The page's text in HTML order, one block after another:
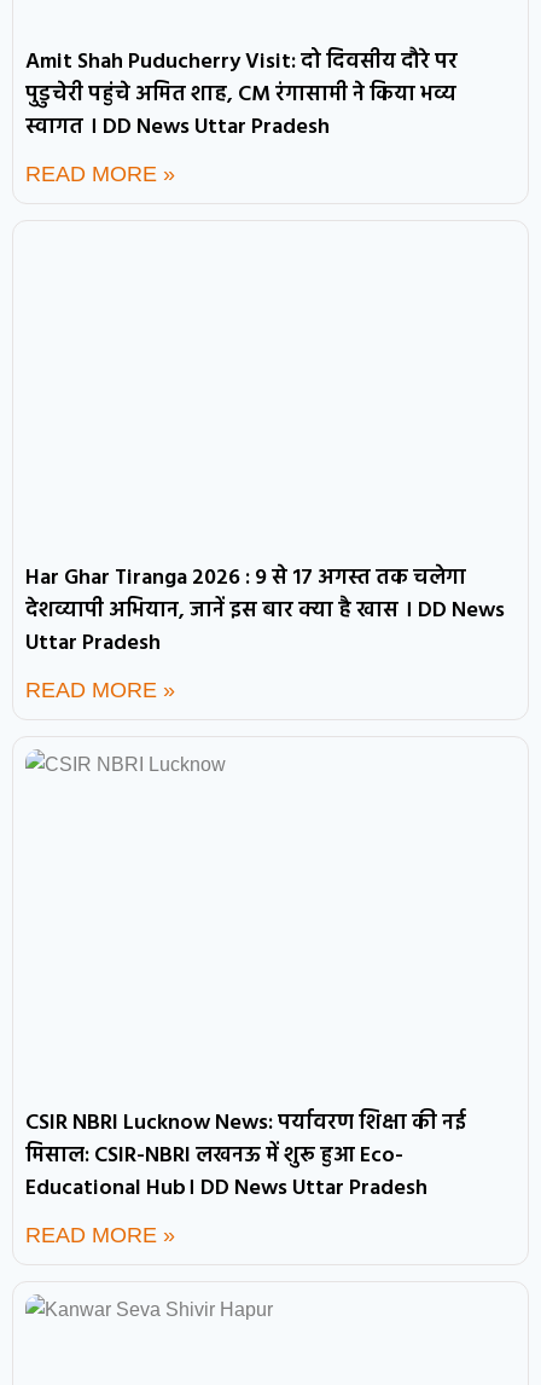
Amit Shah Puducherry Visit: दो दिवसीय दौरे पर
पुडुचेरी पहुंचे अमित शाह, CM रंगासामी ने किया भव्य
स्वागत । DD News Uttar Pradesh
READ MORE »
Har Ghar Tiranga 2026 : 9 से 17 अगस्त तक चलेगा
देशव्यापी अभियान, जानें इस बार क्या है खास । DD News
Uttar Pradesh
READ MORE »
CSIR NBRI Lucknow News: पर्यावरण शिक्षा की नई
मिसाल: CSIR-NBRI लखनऊ में शुरू हुआ Eco-
Educational Hub। DD News Uttar Pradesh
READ MORE »